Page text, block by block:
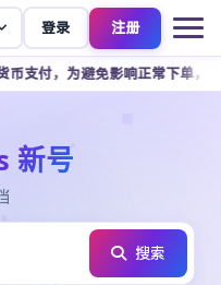
登录 注册
避免影响正常下单，建议提前安
新号
搜索